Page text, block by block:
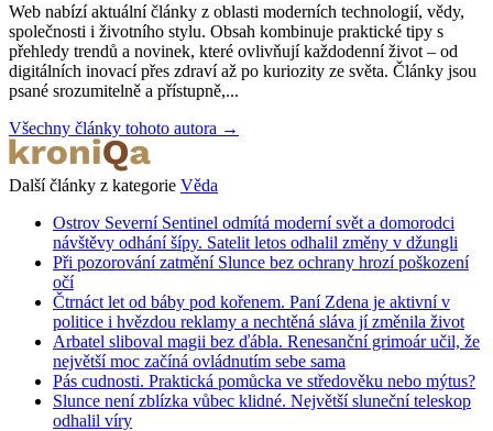
Web nabízí aktuální články z oblasti moderních technologií, vědy,
společnosti i životního stylu. Obsah kombinuje praktické tipy s
přehledy trendů a novinek, které ovlivňují každodenní život – od
digitálních inovací přes zdraví až po kuriozity ze světa. Články jsou
psané srozumitelně a přístupně,...
Všechny články tohoto autora →
Další články z kategorie Věda
Ostrov Severní Sentinel odmítá moderní svět a domorodci
návštěvy odhání šípy. Satelit letos odhalil změny v džungli
Při pozorování zatmění Slunce bez ochrany hrozí poškození
očí
Čtrnáct let od báby pod kořenem. Paní Zdena je aktivní v
politice i hvězdou reklamy a nechtěná sláva jí změnila život
Arbatel sliboval magii bez ďábla. Renesanční grimoár učil, že
největší moc začíná ovládnutím sebe sama
Pás cudnosti. Praktická pomůcka ve středověku nebo mýtus?
Slunce není zblízka vůbec klidné. Největší sluneční teleskop
odhalil víry